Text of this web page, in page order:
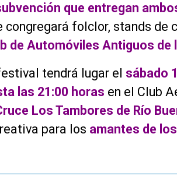
que entregan
congregará folclor, stands de
de Automóviles Antiguos de
tendrá lugar el sábado
las 21:00 horas en el Club
Los Tambores de Río
para los amantes de